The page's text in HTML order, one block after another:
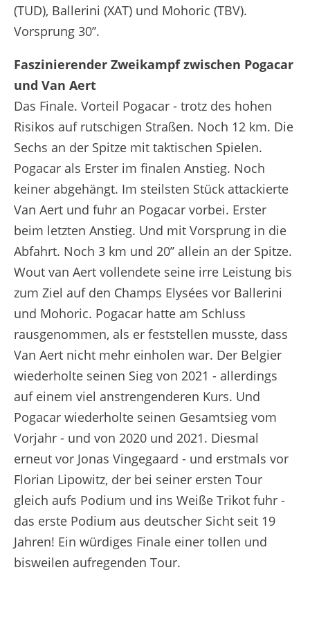
(TUD), Ballerini (XAT) und Mohoric (TBV).
Vorsprung 30’’.
Faszinierender Zweikampf zwischen Pogacar
und Van Aert
Das Finale. Vorteil Pogacar - trotz des hohen
Risikos auf rutschigen Straßen. Noch 12 km. Die
Sechs an der Spitze mit taktischen Spielen.
Pogacar als Erster im finalen Anstieg. Noch
keiner abgehängt. Im steilsten Stück attackierte
Van Aert und fuhr an Pogacar vorbei. Erster
beim letzten Anstieg. Und mit Vorsprung in die
Abfahrt. Noch 3 km und 20’’ allein an der Spitze.
Wout van Aert vollendete seine irre Leistung bis
zum Ziel auf den Champs Elysées vor Ballerini
und Mohoric. Pogacar hatte am Schluss
rausgenommen, als er feststellen musste, dass
Van Aert nicht mehr einholen war. Der Belgier
wiederholte seinen Sieg von 2021 - allerdings
auf einem viel anstrengenderen Kurs. Und
Pogacar wiederholte seinen Gesamtsieg vom
Vorjahr - und von 2020 und 2021. Diesmal
erneut vor Jonas Vingegaard - und erstmals vor
Florian Lipowitz, der bei seiner ersten Tour
gleich aufs Podium und ins Weiße Trikot fuhr -
das erste Podium aus deutscher Sicht seit 19
Jahren! Ein würdiges Finale einer tollen und
bisweilen aufregenden Tour.